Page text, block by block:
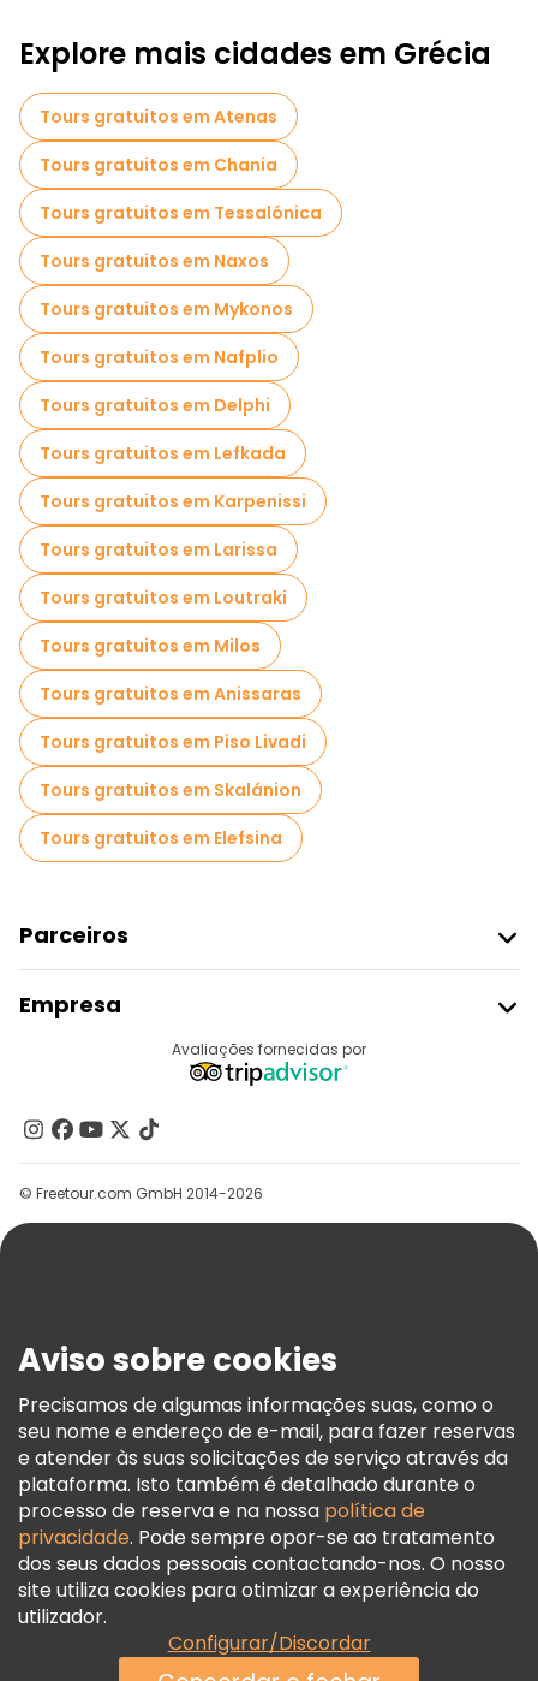
Passeios a pé gratuitos para famílias em Heraklion
Passeios autoguiados em Heraklion
Visita guiada gratuita à cidade velha Heraklion
Visitas de degustação locais em Heraklion
Passeios gratuitos de um dia em Heraklion
Passeios de bicicleta em Heraklion
Passeios gastronômicos em Heraklion
Passeios gratuitos perto ecobikegreece.gr
Passeios gratuitos perto Agios Minas (St. Menas)
Passeios gratuitos perto Venetian Loggia
Explore mais cidades em Grécia
Tours gratuitos em Atenas
Tours gratuitos em Chania
Tours gratuitos em Tessalónica
Tours gratuitos em Naxos
Tours gratuitos em Mykonos
Tours gratuitos em Nafplio
Tours gratuitos em Delphi
Tours gratuitos em Lefkada
Tours gratuitos em Karpenissi
Tours gratuitos em Larissa
Tours gratuitos em Loutraki
Tours gratuitos em Milos
Tours gratuitos em Anissaras
Tours gratuitos em Piso Livadi
Tours gratuitos em Skalánion
Tours gratuitos em Elefsina
Parceiros
Registo Do Fornecedor
Programa De Afiliados
Empresa
Contacte-Nos
Grupos
Ajuda
Termos E Informações Legais
Política De Cookies
Freetour Prémios
Programa De Fidelidade
Avaliações fornecidas por
© Freetour.com GmbH 2014-2026
Aviso sobre cookies
Precisamos de algumas informações suas, como o
seu nome e endereço de e-mail, para fazer reservas
e atender às suas solicitações de serviço através da
plataforma. Isto também é detalhado durante o
processo de reserva e na nossa política de
privacidade. Pode sempre opor-se ao tratamento
dos seus dados pessoais contactando-nos. O nosso
site utiliza cookies para otimizar a experiência do
utilizador.
Configurar/Discordar